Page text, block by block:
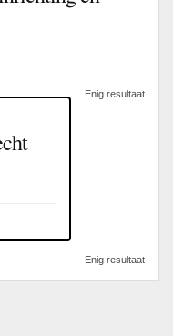
Enig resultaat
Enig resultaat